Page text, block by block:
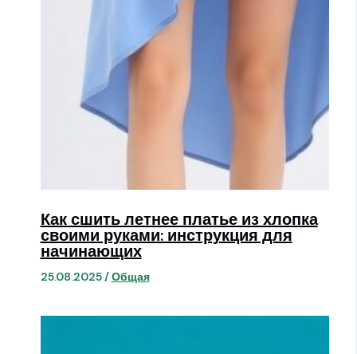
Как сшить летнее платье из хлопка
своими руками: инструкция для
начинающих
25.08.2025/Общая